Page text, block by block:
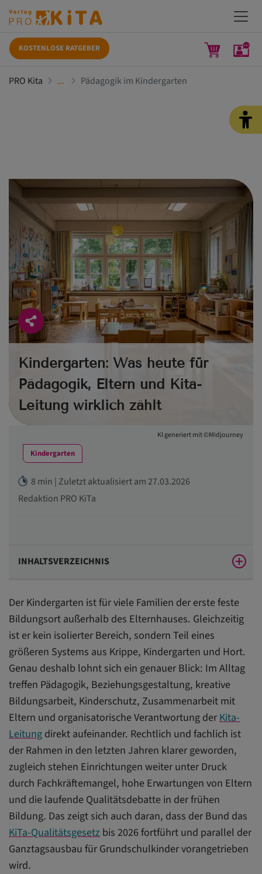
KOSTENLOSE RATGEBER
PRO Kita Pädagogik im Kindergarten
Kindergarten: Was heute für
Pädagogik, Eltern und Kita-
Leitung wirklich zählt
KI generiert mit ©Midjourney
Kindergarten
8 min | Zuletzt aktualisiert am 27.03.2026
Redaktion PRO KiTa
INHALTSVERZEICHNIS
Pädagogik im Kindergarten: Was Kinder im Alltag
wirklich stärkt
Kreative Bildungsarbeit im Kindergarten: Lernen
entsteht nicht nur am Tisch
Kindergarten, Krippe und Hort: Unterschiede
verstehen, Übergänge gut gestalten
Eltern im Kindergarten: Zusammenarbeit ist Teil
professioneller Qualität
Kita-Leitung im Kindergarten: Zwischen Pädagogik,
Personal und Qualitätsentwicklung
Konflikte unter Kindern gehören zum Kindergarten
dazu – Grenzverletzungen nicht
Konzepte im Kindergarten: Woran gute Einrichtungen
zu erkennen sind
Der Kindergarten ist für viele Familien der erste feste
Bildungsort außerhalb des Elternhauses. Gleichzeitig
ist er kein isolierter Bereich, sondern Teil eines
größeren Systems aus Krippe, Kindergarten und Hort.
Genau deshalb lohnt sich ein genauer Blick: Im Alltag
treffen Pädagogik, Beziehungsgestaltung, kreative
Bildungsarbeit, Kinderschutz, Zusammenarbeit mit
Eltern und organisatorische Verantwortung derKita-
Leitungdirekt aufeinander. Rechtlich und fachlich ist
der Rahmen in den letzten Jahren klarer geworden,
zugleich stehen Einrichtungen weiter unter Druck
durch Fachkräftemangel, hohe Erwartungen von Eltern
und die laufende Qualitätsdebatte in der frühen
Bildung. Das zeigt sich auch daran, dass der Bund das
KiTa-Qualitätsgesetzbis 2026 fortführt und parallel der
Ganztagsausbau für Grundschulkinder vorangetrieben
wird.